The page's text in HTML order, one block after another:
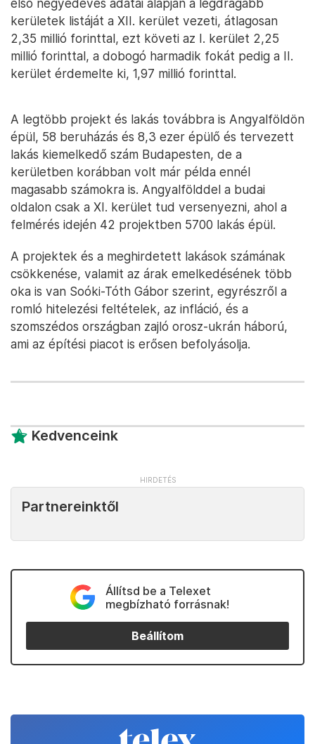
első negyedéves adatai alapján a legdrágább
kerületek listáját a XII. kerület vezeti, átlagosan
2,35 millió forinttal, ezt követi az I. kerület 2,25
millió forinttal, a dobogó harmadik fokát pedig a II.
kerület érdemelte ki, 1,97 millió forinttal.
A legtöbb projekt és lakás továbbra is Angyalföldön
épül, 58 beruházás és 8,3 ezer épülő és tervezett
lakás kiemelkedő szám Budapesten, de a
kerületben korábban volt már példa ennél
magasabb számokra is. Angyalfölddel a budai
oldalon csak a XI. kerület tud versenyezni, ahol a
felmérés idején 42 projektben 5700 lakás épül.
A projektek és a meghirdetett lakások számának
csökkenése, valamit az árak emelkedésének több
oka is van Soóki-Tóth Gábor szerint, egyrészről a
romló hitelezési feltételek, az infláció, és a
szomszédos országban zajló orosz-ukrán háború,
ami az építési piacot is erősen befolyásolja.
Kedvenceink
Partnereinktől
Állítsd be a Telexet
megbízható forrásnak!
Beállítom